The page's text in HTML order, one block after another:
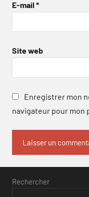
E-mail *
Site web
Enregistrer mon
navigateur pour mon
Rechercher